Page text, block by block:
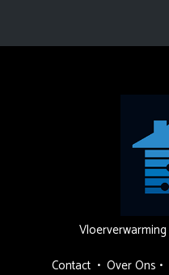
Vloerverwarming
Contact • Over Ons •